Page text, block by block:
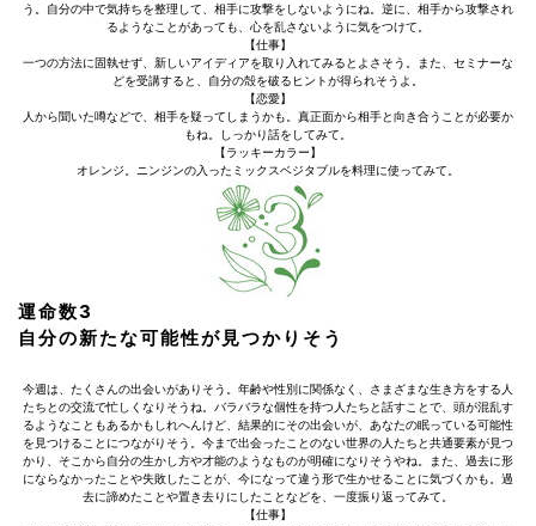
う。自分の中で気持ちを整理して、相手に攻撃をしないようにね。逆に、相手から攻撃され
るようなことがあっても、心を乱さないように気をつけて。
【仕事】
一つの方法に固執せず、新しいアイディアを取り入れてみるとよさそう。また、セミナーな
どを受講すると、自分の殻を破るヒントが得られそうよ。
【恋愛】
人から聞いた噂などで、相手を疑ってしまうかも。真正面から相手と向き合うことが必要か
もね。しっかり話をしてみて。
【ラッキーカラー】
オレンジ。ニンジンの入ったミックスベジタブルを料理に使ってみて。
運命数3
自分の新たな可能性が見つかりそう
今週は、たくさんの出会いがありそう。年齢や性別に関係なく、さまざまな生き方をする人
たちとの交流で忙しくなりそうね。バラバラな個性を持つ人たちと話すことで、頭が混乱す
るようなこともあるかもしれへんけど、結果的にその出会いが、あなたの眠っている可能性
を見つけることにつながりそう。今まで出会ったことのない世界の人たちと共通要素が見つ
かり、そこから自分の生かし方や才能のようなものが明確になりそうやね。また、過去に形
にならなかったことや失敗したことが、今になって違う形で生かせることに気づくかも。過
去に諦めたことや置き去りにしたことなどを、一度振り返ってみて。
【仕事】